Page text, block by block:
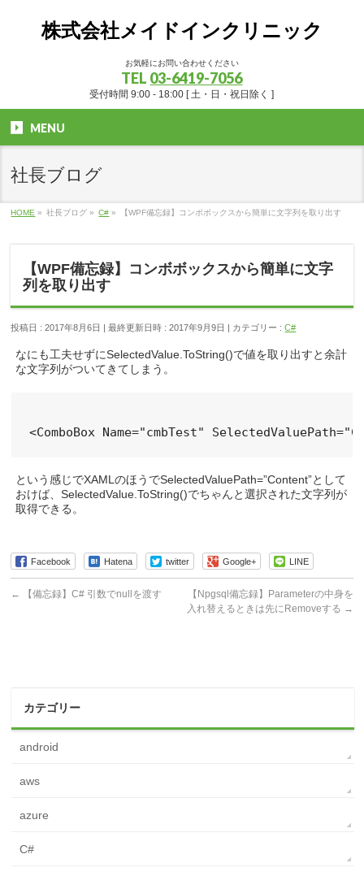
株式会社メイドインクリニック
お気軽にお問い合わせください
TEL 03-6419-7056
受付時間 9:00 - 18:00 [ 土・日・祝日除く ]
MENU
社長ブログ
HOME » 社長ブログ » C# » 【WPF備忘録】コンボボックスから簡単に文字列を取り出す
【WPF備忘録】コンボボックスから簡単に文字
列を取り出す
投稿日 : 2017年8月6日 最終更新日時 : 2017年9月9日 カテゴリー :C#
なにも工夫せずにSelectedValue.ToString()で値を取り出すと余計
な文字列がついてきてしまう。
という感じでXAMLのほうでSelectedValuePath=”Content”として
おけば、SelectedValue.ToString()でちゃんと選択された文字列が
取得できる。
Facebook Hatena twitter Google+ LINE
← 【備忘録】C# 引数でnullを渡す
【Npgsql備忘録】Parameterの中身を
入れ替えるときは先にRemoveする →
カテゴリー
android
aws
azure
C#